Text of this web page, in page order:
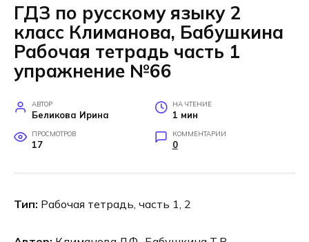
ГДЗ по русскому языку 2
класс Климанова, Бабушкина
Рабочая тетрадь часть 1
упражнение №66
АВТОР
Беликова Ирина
НА ЧТЕНИЕ
1 мин
ПРОСМОТРОВ
17
КОММЕНТАРИИ
0
Тип: Рабочая тетрадь, часть 1, 2